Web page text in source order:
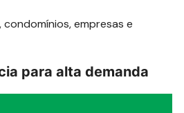
condomínios, empresas e
para alta demanda